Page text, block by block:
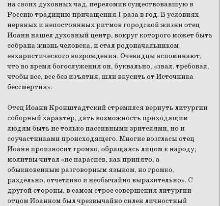
на своих духовных чад, переломив существовавшую в
Россию традицию причащения 1 раза в год. В условиях
нервных и непостоянных ритмов городской жизни отец
Иоанн нашел духовный центр, вокруг которого может быть
собрана жизнь человека, и стал родоначальником
евхаристического возрождения. Очевидцы вспоминают,
что во время богослужения он, буквально, «звал, требовал,
чтобы все, все без изъятия, шли вкусить от Источника
бессмертия».
Отец Иоанн Кронштадтский стремился вернуть литургии
соборный характер, дать возможность приходящим
людям быть не только пассивными зрителями, но и
соучастниками происходящего. Многие возгласы отец
Иоанн произносит громко, обращаясь лицом к народу;
молитвы читал «не нараспев, как принято, а
обыкновенным разговорным языком, но громко,
раздельно, отчетливо и необычайно выразительно». С
другой стороны, в самом строе совершения литургии
отцом Иоанном был чрезвычайно силен личностный